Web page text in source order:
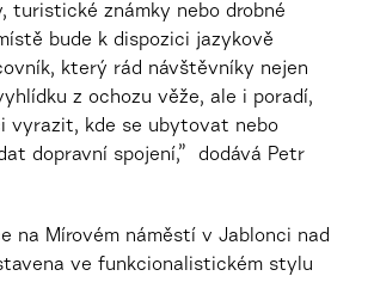
turistické známky nebo drobné
bude k dispozici jazykově
který rád návštěvníky nejen
z ochozu věže, ale i poradí,
vyrazit, kde se ubytovat nebo
dopravní spojení,” dodává Petr
na Mírovém náměstí v Jablonci nad
ve funkcionalistickém stylu